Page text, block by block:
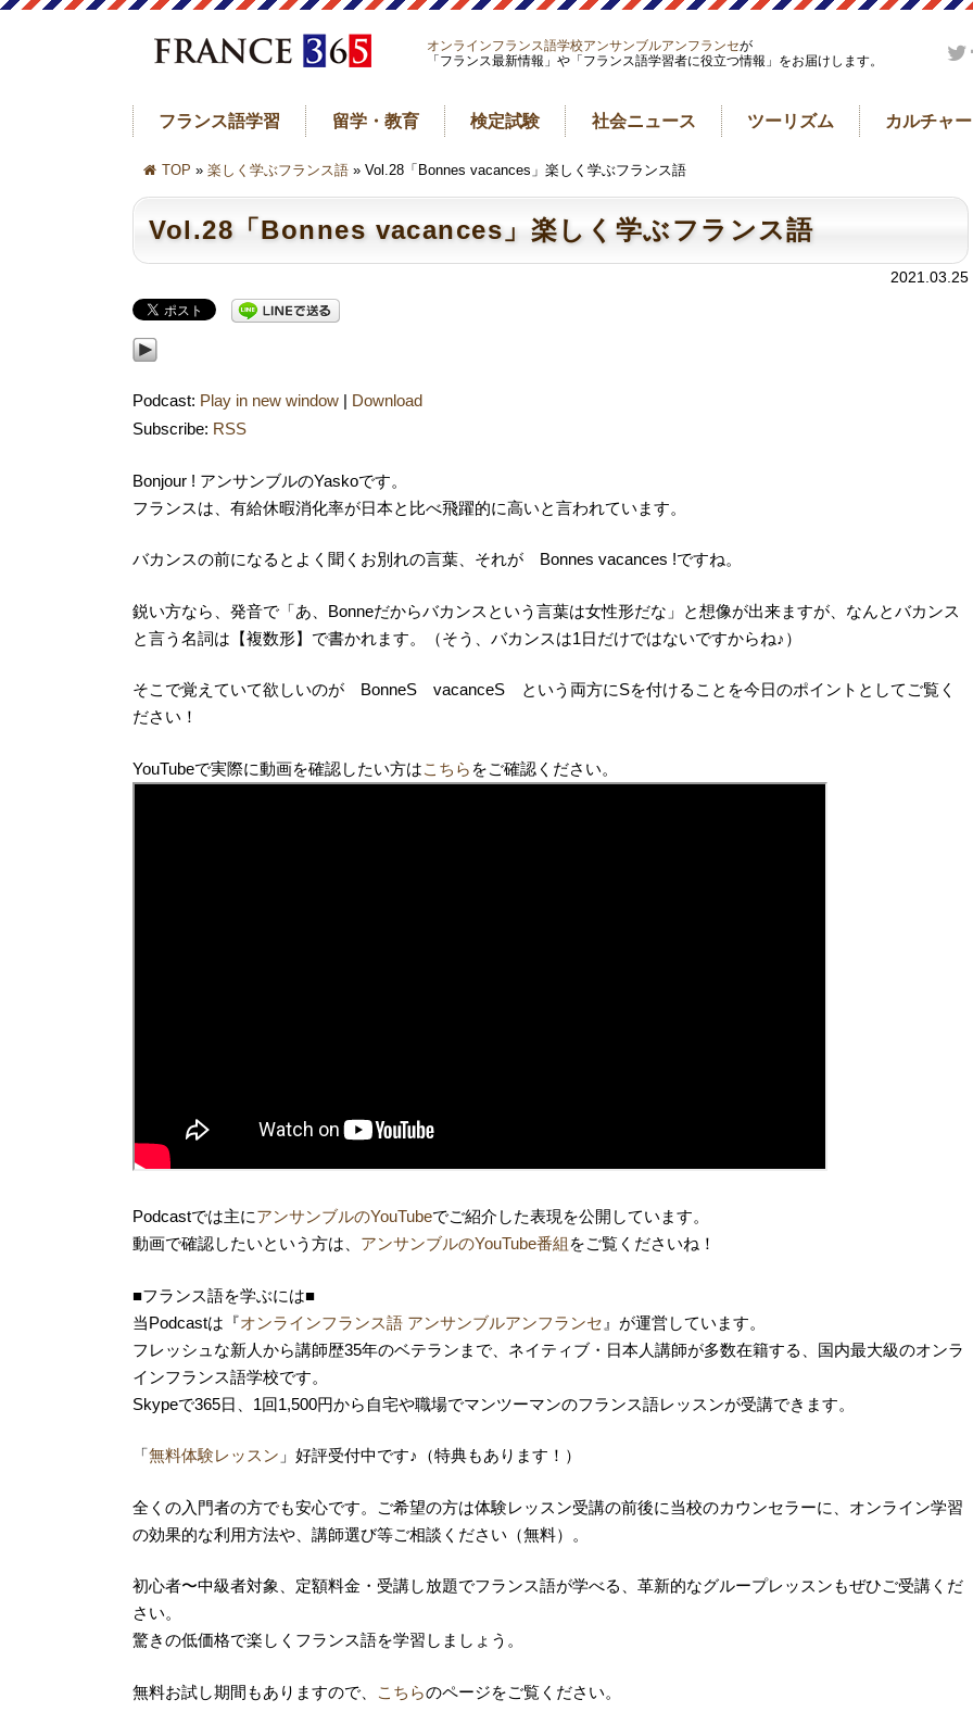
オンラインフランス語学校アンサンブルアンフランセが
「フランス最新情報」や「フランス語学習者に役立つ情報」をお届けします。
フランス語学習 留学・教育 検定試験 社会ニュース ツーリズム カルチャー
TOP » 楽しく学ぶフランス語 » Vol.28「Bonnes vacances」楽しく学ぶフランス語
Vol.28「Bonnes vacances」楽しく学ぶフランス語
2021.03.25
Podcast: Play in new window | Download
Subscribe: RSS
Bonjour ! アンサンブルのYaskoです。
フランスは、有給休暇消化率が日本と比べ飛躍的に高いと言われています。
バカンスの前になるとよく聞くお別れの言葉、それが Bonnes vacances !ですね。
鋭い方なら、発音で「あ、Bonneだからバカンスという言葉は女性形だな」と想像が出来ますが、なんとバカンス
と言う名詞は【複数形】で書かれます。（そう、バカンスは1日だけではないですからね♪）
そこで覚えていて欲しいのが BonneS vacanceS という両方にSを付けることを今日のポイントとしてご覧く
ださい！
YouTubeで実際に動画を確認したい方はこちら をご確認ください。
Podcastでは主にアンサンブルのYouTubeでご紹介した表現を公開しています。
動画で確認したいという方は、 アンサンブルのYouTube番組 をご覧くださいね！
■フランス語を学ぶには■
当Podcastは『オンラインフランス語 アンサンブルアンフランセ 』が運営しています。
フレッシュな新人から講師歴35年のベテランまで、ネイティブ・日本人講師が多数在籍する、国内最大級のオンラ
インフランス語学校です。
Skypeで365日、1回1,500円から自宅や職場でマンツーマンのフランス語レッスンが受講できます。
「無料体験レッスン 」好評受付中です♪（特典もあります！）
全くの入門者の方でも安心です。ご希望の方は体験レッスン受講の前後に当校のカウンセラーに、オンライン学習
の効果的な利用方法や、講師選び等ご相談ください（無料）。
初心者〜中級者対象、定額料金・受講し放題でフランス語が学べる、革新的なグループレッスンもぜひご受講くだ
さい。
驚きの低価格で楽しくフランス語を学習しましょう。
無料お試し期間もありますので、 こちらのページをご覧ください。